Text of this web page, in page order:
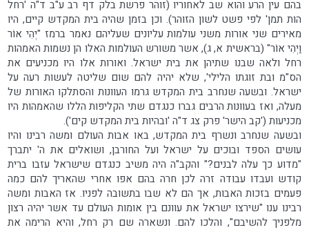
בהם עין הרע והוא שב לאחוריו (זוהר פרשת בלק דף רב ע"ב ד"ה 'רחל
הות תמן' לפי פשט לשון הזוהר). וכן בזמן שהיה בית המקדש קיים, היו
מאירים שני אורות משני עולמות עליונים שעליהם נאמר ברמז "יְהִי אוֹר
וַיְהִי אוֹר" (בראשית א, ג), אשר משורש העולמות האלו הן נשמות האמהות
רחל ולאה שבנו שתיהן את בית ישראל. ואורות אלו היו מכניעים את
הס"מ ובת זוגתו הלילי', שלא יהיה להם שום שליטה לעשות רעה על
ישראל. ובשעה שנחרב בית המקדש גרמו העוונות והסתלקו האורות של
מעלה, ואז בעוונות הרבים גברו כנגדם שתי הקליפות הללו שהאמהות היו
מכניעות ('קב הישר' פרק צג ד"ה 'ובהיות בית המקדש קים').
ובשעה שנחרב ונשרף בית המקדש, באו אבות העולם ומשה רבינו והיו
עושים הספד ובוכים על ישראל ועל החורבן, ושואלים את ה' יתברך
"מדוע כך עלה לבנים?" והקב"ה היה משיב כנגדם שישראל עזבו ברית
קודש ועבדו עבודה זרה לכן חרה בהם אפו אחרי שהאריך להם כמה
פעמים בזכות האבות, אך הם לא שבו בתשובה לפניו. אז האבות ומשה
רבינו ענו "שירצו ישראל את עוונם בין אומות העולם עד אשר יהיה רצון
מלפניך להשיבם", והלכו להם. ונשארה שם רק רחל, והיא הרימה את